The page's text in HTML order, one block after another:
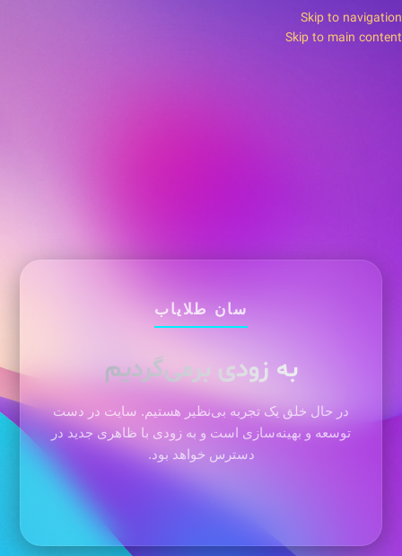
Skip to navigation
Skip to main content
سان طلایاب
به زودی برمی‌گردیم
در حال خلق یک تجربه بی‌نظیر هستیم. سایت در دست
توسعه و بهینه‌سازی است و به زودی با ظاهری جدید در
دسترس خواهد بود.